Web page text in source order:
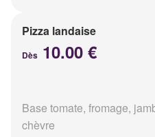
Pizza landaise
Dès 10.00 €
Base tomate, fromage,
chèvre